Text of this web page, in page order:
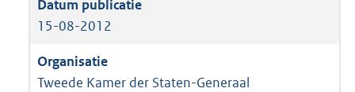
15-08-2012
Tweede Kamer der Staten-Generaal